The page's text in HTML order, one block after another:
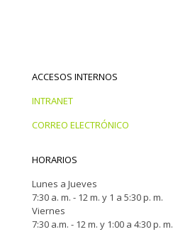
ACCESOS INTERNOS
INTRANET
CORREO ELECTRÓNICO
HORARIOS
Lunes a Jueves
7:30 a. m. - 12 m. y 1 a 5:30 p. m.
Viernes
7:30 a.m. - 12 m. y 1:00 a 4:30 p. m.